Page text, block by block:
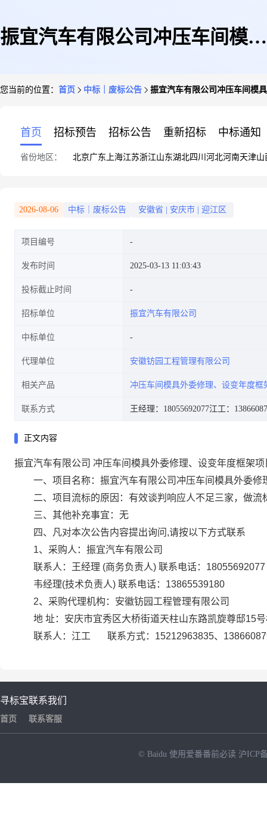
振宜汽车有限公司冲压车间模具
您当前的位置： 首页 中标｜废标公告 振宜汽车有限公司冲压车间模
首页 招标预告 招标公告 重新招标 中标通知
省份地区： 北京广东 上海江苏浙江山东湖北四川 河北河南天津山
2026-08-06 中标｜废标公告 安徽省 安庆市 迎江区
项目编号
发布时间 2025-03-13 11:03:43
投标截止时间
招标单位 振宜汽车有限公司
中标单位
代理单位 安徽钫园工程管理有限公司
相关产品 冲压车间模具外委修理、设变年度框
联系方式 王经理：18055692077江工：
正文内容
振宜汽车有限公司 冲压车间模具外委修理、设变年度框架
一、项目名称：振宜汽车有限公司冲压车间模具外委修
二、项目流标的原因：有效谈判响应人不足三家，做流
三、其他补充事宜：无
四、凡对本次公告内容提出询问,请按以下方式联系
1、采购人：振宜汽车有限公司
联系人：王经理 (商务负责人) 联系电话：18055692077
韦经理(技术负责人) 联系电话：13865539180
2、采购代理机构：安徽钫园工程管理有限公司
地 址：安庆市宜秀区大桥街道天柱山东路凯旋尊邸15号
联系人：江工 联系方式：15212963835、
寻标宝
首页
联系我们
联系客服
© Baidu 使用爱番番前必读 沪ICP